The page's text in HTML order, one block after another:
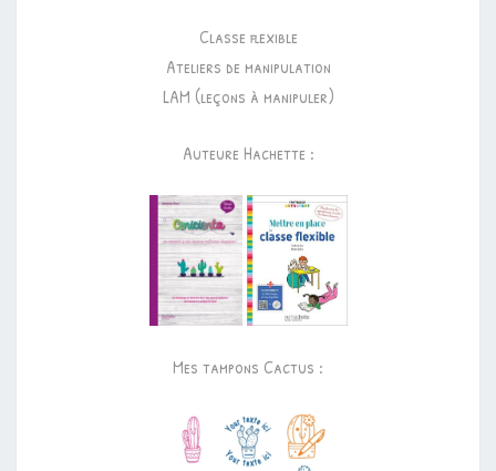
Classe flexible
Ateliers de manipulation
LAM (leçons à manipuler)
Auteure Hachette :
Mes tampons Cactus :